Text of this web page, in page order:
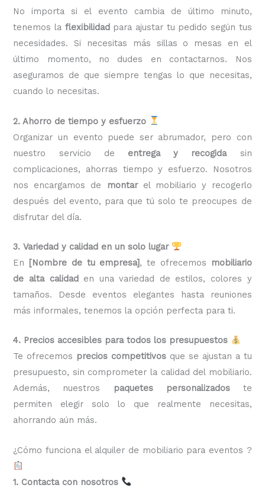
No importa si el evento cambia de último minuto,
tenemos la flexibilidadpara ajustar tu pedido según tus
necesidades. Si necesitas más sillas o mesas en el
último momento, no dudes en contactarnos. Nos
aseguramos de que siempre tengas lo que necesitas,
cuando lo necesitas.
2. Ahorro de tiempo y esfuerzo
Organizar un evento puede ser abrumador, pero con
nuestro servicio de entrega y recogidasin
complicaciones, ahorras tiempo y esfuerzo. Nosotros
nos encargamos de
montarel mobiliario y recogerlo
después del evento, para que tú solo te preocupes de
disfrutar del día.
3. Variedad y calidad en un solo lugar
En [Nombre de tu empresa], te ofrecemos
mobiliario
de alta calidaden una variedad de estilos, colores y
tamaños. Desde eventos elegantes hasta reuniones
más informales, tenemos la opción perfecta para ti.
4. Precios accesibles para todos los presupuestos
Te ofrecemos precios competitivos que se ajustan a tu
presupuesto, sin comprometer la calidad del mobiliario.
Además, nuestros
paquetes personalizadoste
permiten elegir solo lo que realmente necesitas,
ahorrando aún más.
¿Cómo funciona el alquiler de mobiliario para eventos ?
1. Contacta con nosotros